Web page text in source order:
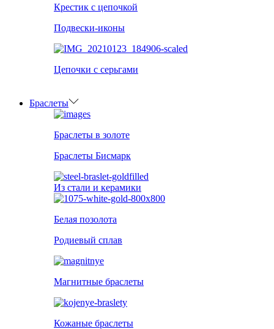
Крестик с цепочкой
Подвески-иконы
Цепочки с серьгами
Браслеты
Браслеты в золоте
Браслеты Бисмарк
Из стали и керамики
Белая позолота
Родиевый сплав
Магнитные браслеты
Кожаные браслеты